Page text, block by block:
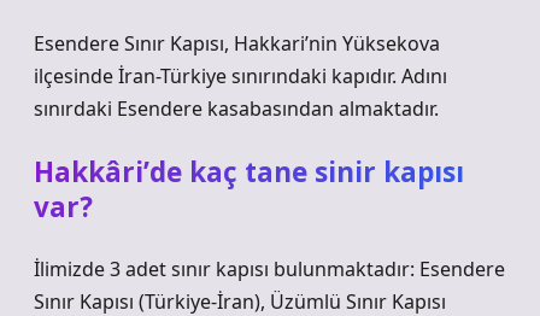
Esendere Sınır Kapısı, Hakkari’nin Yüksekova
ilçesinde İran-Türkiye sınırındaki kapıdır. Adını
sınırdaki Esendere kasabasından almaktadır.
Hakkâri’de kaç tane sinir kapısı
var?
İlimizde 3 adet sınır kapısı bulunmaktadır: Esendere
Sınır Kapısı (Türkiye-İran), Üzümlü Sınır Kapısı